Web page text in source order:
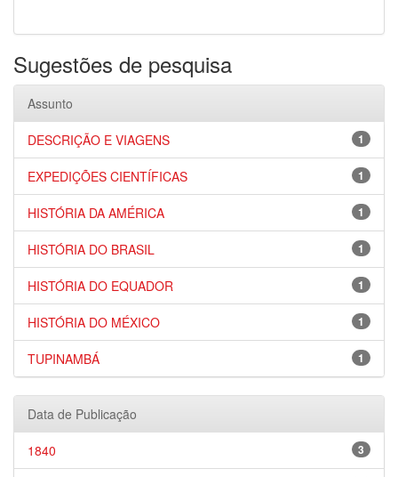
Sugestões de pesquisa
Assunto
1
DESCRIÇÃO E VIAGENS
1
EXPEDIÇÕES CIENTÍFICAS
1
HISTÓRIA DA AMÉRICA
1
HISTÓRIA DO BRASIL
1
HISTÓRIA DO EQUADOR
1
HISTÓRIA DO MÉXICO
1
TUPINAMBÁ
Data de Publicação
3
1840